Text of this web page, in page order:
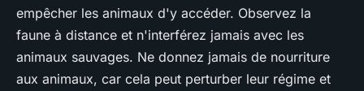
empêcher les animaux d'y accéder. Observez la
faune à distance et n'interférez jamais avec les
animaux sauvages. Ne donnez jamais de nourriture
aux animaux, car cela peut perturber leur régime et